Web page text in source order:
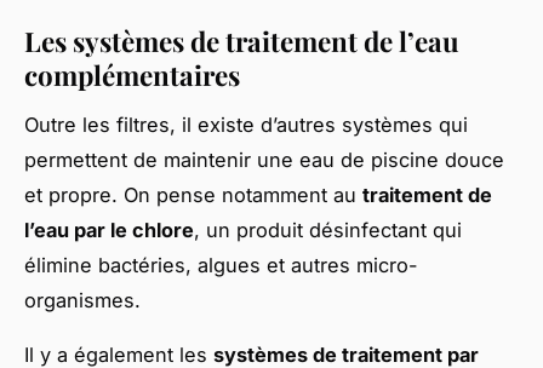
Les systèmes de traitement de l’eau
complémentaires
Outre les filtres, il existe d’autres systèmes qui
permettent de maintenir une eau de piscine douce
et propre. On pense notamment au traitement de
l’eau par le chlore, un produit désinfectant qui
élimine bactéries, algues et autres micro-
organismes.
Il y a également les systèmes de traitement par